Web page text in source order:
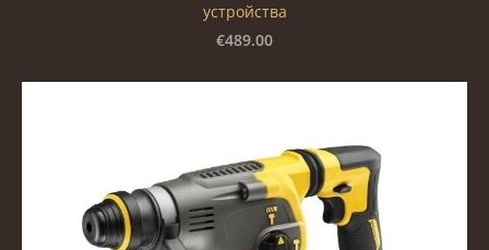
устройства
€489.00